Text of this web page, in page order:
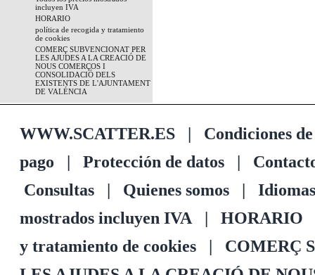
incluyen IVA
HORARIO
política de recogida y tratamiento
de cookies
COMERÇ SUBVENCIONAT PER
LES AJUDES A LA CREACIÓ DE
NOUS COMERÇOS I
CONSOLIDACIÓ DELS
EXISTENTS DE L'AJUNTAMENT
DE VALÉNCIA
WWW.SCATTER.ES | Condiciones
pago | Protección de datos |
Consultas | Quienes somos | Idiomas
mostrados incluyen IVA | HORARIO
y tratamiento de cookies | COMERÇ